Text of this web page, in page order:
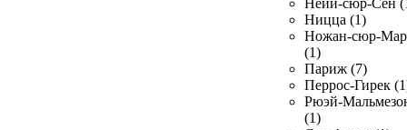
Нейи-сюр-Сен
Ницца (1)
Ножан-сюр-
(1)
Париж (7)
Перрос-Гирек
Рюэй-
(1)